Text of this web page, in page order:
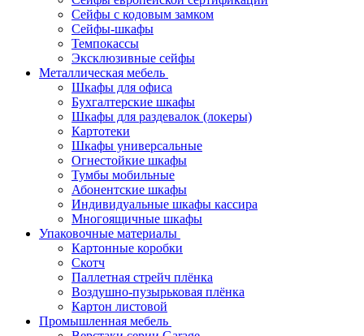
Сейфы с кодовым замком
Сейфы-шкафы
Темпокассы
Эксклюзивные сейфы
Металлическая мебель
Шкафы для офиса
Бухгалтерские шкафы
Шкафы для раздевалок (локеры)
Картотеки
Шкафы универсальные
Огнестойкие шкафы
Тумбы мобильные
Абонентские шкафы
Индивидуальные шкафы кассира
Многоящичные шкафы
Упаковочные материалы
Картонные коробки
Скотч
Паллетная стрейч плёнка
Воздушно-пузырьковая плёнка
Картон листовой
Промышленная мебель